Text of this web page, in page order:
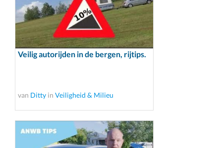
Veilig autorijden in de bergen, rijtips.
van Ditty in Veiligheid & Milieu